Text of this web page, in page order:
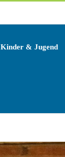
Kinder & Jugend